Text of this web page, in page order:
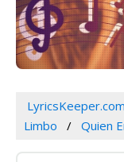
LyricsKeeper.com
Limbo
Quien